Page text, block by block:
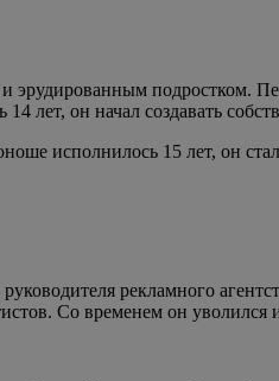
подростком.
он начал создавать
исполнилось 15 лет, он
рекламного
Со временем он